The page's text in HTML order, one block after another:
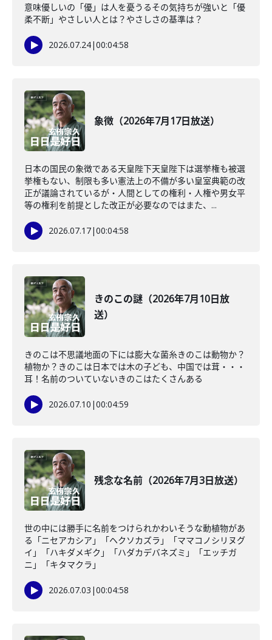
意味優しいの「優」は人を憂うるその気持ちが強いと「優
柔不断」やさしい人とは？やさしさの基準は？
2026.07.24|00:04:58
象徴（2026年7月17日放送）
日本の国民の象徴である天皇陛下天皇陛下は選挙権も被選
挙権もない、制限も多い憲法上の不備が多い皇室典範の改
正が議論されているが・人間としての権利・人権や男女平
等の権利を前提とした改正が必要なのではまた、...
2026.07.17|00:04:58
きのこの謎（2026年7月10日放
送）
きのこは不思議地面の下には膨大な菌糸きのこは動物か？
植物か？きのこは日本では木の子ども、中国では茸・・・
耳！名前のついていないきのこはたくさんある
2026.07.10 |00:04:59
残念な名前（2026年7月3日放送）
世の中には勝手に名前をつけられかわいそうな動植物があ
る「ニセアカシア」「ヘクソカズラ」「ママコノシリヌグ
イ」「ハキダメギク」「ハダカデバネズミ」「エッチガ
ニ」「キタマクラ」
2026.07.03 |00:04:58